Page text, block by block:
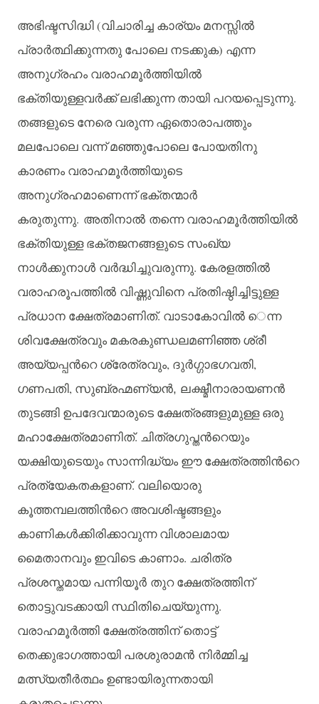
അഭിഷ്ടസിദ്ധി (വിചാരിച്ച കാര്യം മനസ്സില്‍
പ്രാര്‍ത്ഥിക്കുന്നതു പോലെ നടക്കുക) എന്ന
അനുഗ്രഹം വരാഹമൂര്‍ത്തിയില്‍
ഭക്തിയുള്ളവര്‍ക്ക് ലഭിക്കുന്ന തായി പറയപ്പെടുന്നു.
തങ്ങളുടെ നേരെ വരുന്ന ഏതൊരാപത്തും
മലപോലെ വന്ന് മഞ്ഞുപോലെ പോയതിനു
കാരണം വരാഹമൂര്‍ത്തിയുടെ
അനുഗ്രഹമാണെന്ന് ഭക്തന്മാര്‍
കരുതുന്നു. അതിനാല്‍ തന്നെ വരാഹമൂര്‍ത്തിയില്‍
ഭക്തിയുള്ള ഭക്തജനങ്ങളുടെ സംഖ്യ
നാള്‍ക്കുനാള്‍ വര്‍ദ്ധിച്ചുവരുന്നു. കേരളത്തില്‍
വരാഹരൂപത്തില്‍ വിഷ്ണുവിനെ പ്രതിഷ്ഠിച്ചിട്ടുള്ള
പ്രധാന ക്ഷേത്രമാണിത്. വാടാകോവില്‍ െന്ന
ശിവക്ഷേത്രവും മകരകുണ്ഡലമണിഞ്ഞ ശ്രീ
അയ്യപ്പന്‍റെ ശ്രേത്രവും, ദുര്‍ഗ്ഗാഭഗവതി ,
ഗണപതി , സുബ്രഹ്മണ്യന്‍, ലക്ഷ്മീനാരായണന്‍
തുടങ്ങി ഉപദേവന്മാരുടെ ക്ഷേത്രങ്ങളുമുള്ള ഒരു
മഹാക്ഷേത്രമാണിത്. ചിത്രഗുപ്തന്‍റെയും
യക്ഷിയുടെയും സാന്നിദ്ധ്യം ഈ ക്ഷേത്രത്തിന്‍റെ
പ്രത്യേകതകളാണ്. വലിയൊരു
കൂത്തമ്പലത്തിന്‍റെ അവശിഷ്ടങ്ങളും
കാണികള്‍ക്കിരിക്കാവുന്ന വിശാലമായ
മൈതാനവും ഇവിടെ കാണാം. ചരിത്ര
പ്രശസ്തമായ പന്നിയൂര്‍ തുറ ക്ഷേത്രത്തിന്
തൊട്ടുവടക്കായി സ്ഥിതിചെയ്യുന്നു.
വരാഹമൂര്‍ത്തി ക്ഷേത്രത്തിന് തൊട്ട്
തെക്കുഭാഗത്തായി പരശുരാമന്‍ നിര്‍മ്മിച്ച
മത്സ്യതീര്‍ത്ഥം ഉണ്ടായിരുന്നതായി